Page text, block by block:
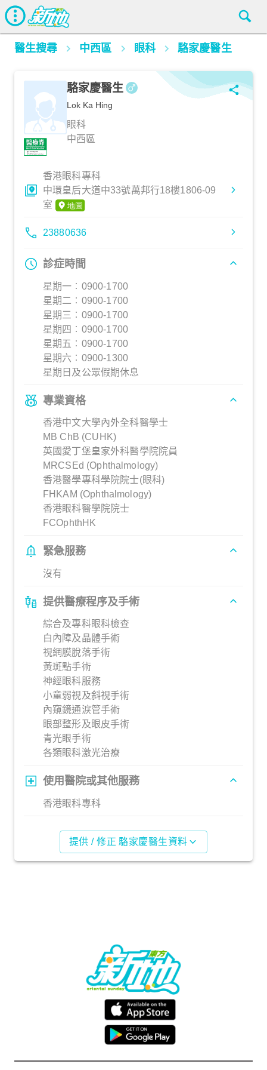
醫生搜尋 中西區 眼科 駱家慶醫生
駱家慶醫生
Lok Ka Hing
眼科
中西區
香港眼科專科
中環皇后大道中33號萬邦行18樓1806-09
室
23880636
診症時間
星期一︰0900-1700
星期二︰0900-1700
星期三︰0900-1700
星期四︰0900-1700
星期五︰0900-1700
星期六︰0900-1300
星期日及公眾假期休息
專業資格
香港中文大學內外全科醫學士
MB ChB (CUHK)
英國愛丁堡皇家外科醫學院院員
MRCSEd (Ophthalmology)
香港醫學專科學院院士(眼科)
FHKAM (Ophthalmology)
香港眼科醫學院院士
FCOphthHK
緊急服務
沒有
提供醫療程序及手術
綜合及專科眼科檢查
白內障及晶體手術
視網膜脫落手術
黃斑點手術
神經眼科服務
小童弱視及斜視手術
內窺鏡通淚管手術
眼部整形及眼皮手術
青光眼手術
各類眼科激光治療
使用醫院或其他服務
香港眼科專科
提供 / 修正 駱家慶醫生資料